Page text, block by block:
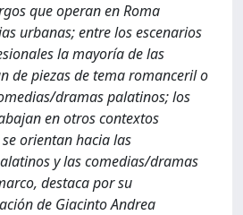
que operan en Roma
urbanas; entre los escenarios
la mayoría de las
de piezas de tema romanceril o
dramas palatinos; los
en otros contextos
orientan hacia las
y las comedias/dramas
destaca por su
de Giacinto Andrea